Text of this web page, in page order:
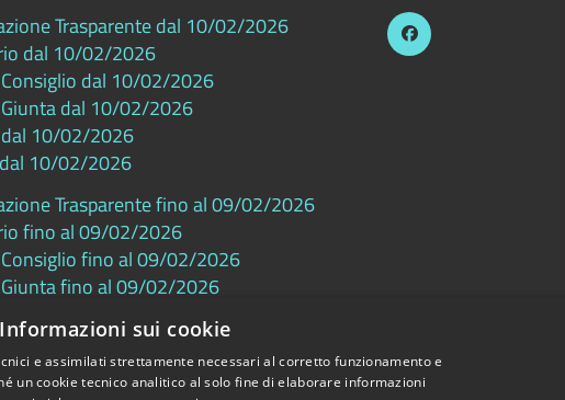
Trasparente dal 10/02/2026
dal 10/02/2026
dal 10/02/2026
dal 10/02/2026
10/02/2026
10/02/2026
Trasparente fino al 09/02/2026
fino al 09/02/2026
fino al 09/02/2026
fino al 09/02/2026
fino al 09/02/2026
fino al 09/02/2026
Informazioni sui cookie
e assimilati strettamente necessari al corretto funzionamento e
un cookie tecnico analitico al solo fine di elaborare informazioni